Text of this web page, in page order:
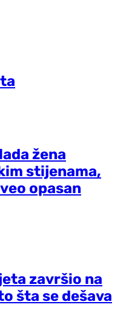
žena
stijenama,
opasan
završio na
šta se dešava